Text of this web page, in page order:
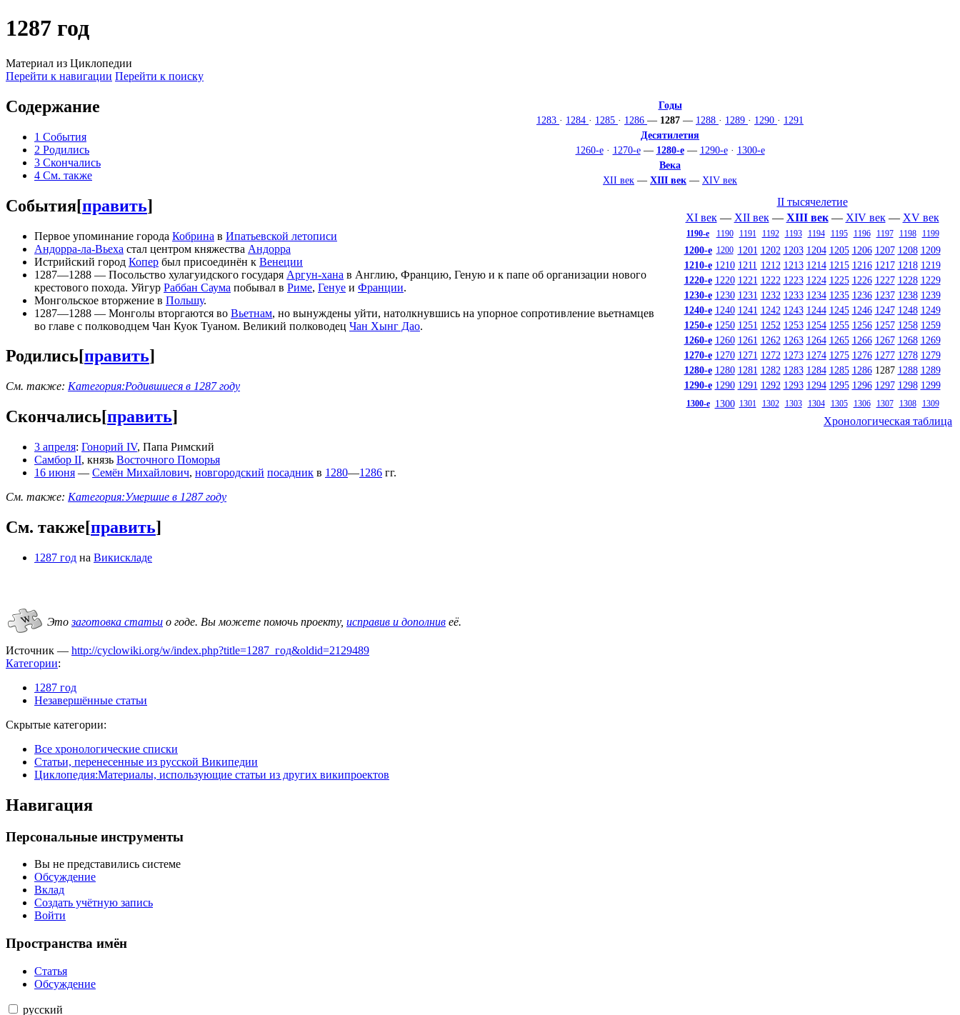
1287 год
Материал из Циклопедии
Перейти к навигации Перейти к поиску
Годы
1283 · 1284 · 1285 · 1286 — 1287 — 1288 · 1289 · 1290 · 1291
Десятилетия
1260-е· 1270-е— 1280-е— 1290-е· 1300-е
Века
XII век — XIII век — XIV век
II тысячелетие
XI век— XII век— XIII век— XIV век— XV век
1190-е 1190 1191 1192 1193 1194 1195 1196 1197 1198 1199
1200-е 1200 1201 1202 1203 1204 1205 1206 1207 1208 1209
1210-е 1210 1211 1212 1213 1214 1215 1216 1217 1218 1219
1220-е 1220 1221 1222 1223 1224 1225 1226 1227 1228 1229
1230-е 1230 1231 1232 1233 1234 1235 1236 1237 1238 1239
1240-е 1240 1241 1242 1243 1244 1245 1246 1247 1248 1249
1250-е 1250 1251 1252 1253 1254 1255 1256 1257 1258 1259
1260-е 1260 1261 1262 1263 1264 1265 1266 1267 1268 1269
1270-е 1270 1271 1272 1273 1274 1275 1276 1277 1278 1279
1280-е 1280 1281 1282 1283 1284 1285 1286 1287 1288 1289
1290-е 1290 1291 1292 1293 1294 1295 1296 1297 1298 1299
1300-е 1300 1301 1302 1303 1304 1305 1306 1307 1308 1309
Хронологическая таблица
Содержание
1 События
2 Родились
3 Скончались
4 См. также
События[править]
Первое упоминание города Кобрина в Ипатьевской летописи
Андорра-ла-Вьеха стал центром княжества Андорра
Истрийский город Копер был присоединён к Венеции
1287—1288 — Посольство хулагуидского государя Аргун-хана в Англию, Францию, Геную и к папе об организации нового
крестового похода. Уйгур Раббан Саума побывал в Риме, Генуе и Франции.
Монгольское вторжение в Польшу.
1287—1288 — Монголы вторгаются во Вьетнам, но вынуждены уйти, натолкнувшись на упорное сопротивление вьетнамцев
во главе с полководцем Чан Куок Туаном. Великий полководец Чан Хынг Дао.
Родились[править]
См. также: Категория:Родившиеся в 1287 году
Скончались[править]
3 апреля: Гонорий IV, Папа Римский
Самбор II, князь Восточного Поморья
16 июня — Семён Михайлович, новгородский посадник в 1280—1286 гг.
См. также: Категория:Умершие в 1287 году
См. также[править]
1287 год на Викискладе
Этозаготовка статьи о годе. Вы можете помочь проекту, исправив и дополнив её.
Источник — http://cyclowiki.org/w/index.php?title=1287_год&oldid=2129489
Категории:
1287 год
Незавершённые статьи
Скрытые категории:
Все хронологические списки
Статьи, перенесенные из русской Википедии
Циклопедия:Материалы, использующие статьи из других википроектов
Навигация
Персональные инструменты
Вы не представились системе
Обсуждение
Вклад
Создать учётную запись
Войти
Пространства имён
Статья
Обсуждение
русский